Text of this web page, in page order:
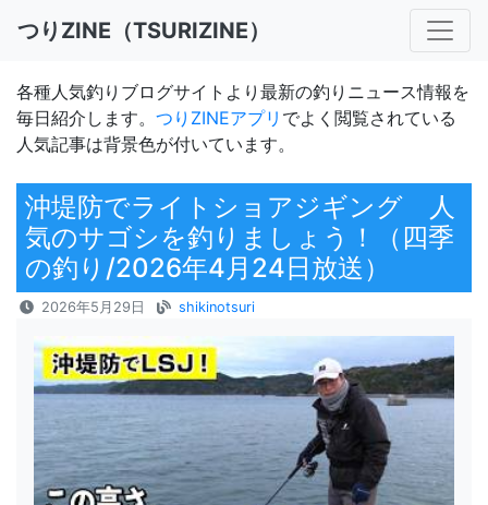
つりZINE（TSURIZINE）
各種人気釣りブログサイトより最新の釣りニュース情報を
毎日紹介します。 つりZINEアプリ でよく閲覧されている
人気記事は背景色が付いています。
沖堤防でライトショアジギング 人
気のサゴシを釣りましょう！（四季
の釣り/2026年4月24日放送）
2026年5月29日 shikinotsuri